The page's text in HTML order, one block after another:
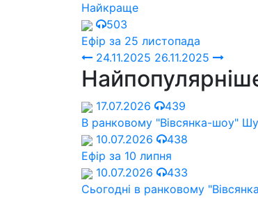
Найкраще
503
Ефір за 25 листопада
24.11.2025 26.11.2025
17.07.2026
439
В ранковому "Вівсянка-шоу"
10.07.2026
438
Ефір за 10 липня
10.07.2026
433
Сьогодні в ранковому